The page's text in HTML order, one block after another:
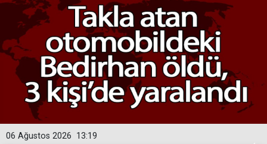
13:19
06 Ağustos 2026